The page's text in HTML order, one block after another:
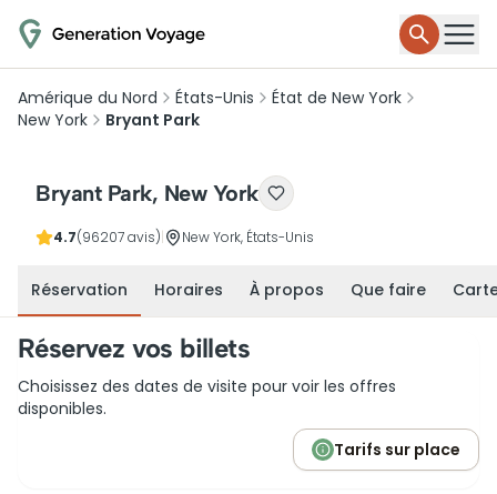
Amérique du Nord États-Unis
État de New York
New York
Bryant Park
Bryant Park, New York
4.7(96207 avis) New York, États-Unis
Réservation Horaires À propos Que faire
Réservez vos billets
Choisissez des dates de visite pour voir les offres
disponibles.
Tarifs sur place